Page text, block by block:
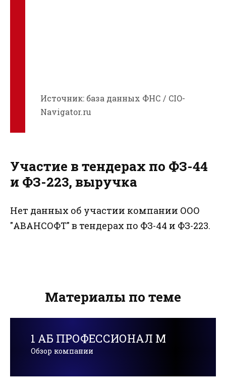
Источник: база данных ФНС / CIO-
Navigator.ru
Участие в тендерах по ФЗ-44
и ФЗ-223, выручка
Нет данных об участии компании ООО
"АВАНСОФТ" в тендерах по ФЗ-44 и ФЗ-223.
Материалы по теме
1 АБ ПРОФЕССИОНАЛ М
Обзор компании